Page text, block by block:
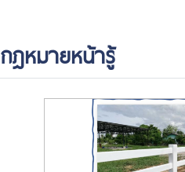
กฎหมายหน้ารู้